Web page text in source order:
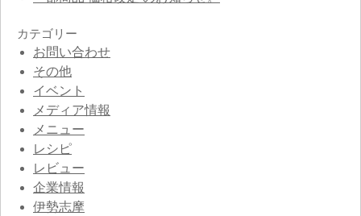
カテゴリー
お問い合わせ
その他
イベント
メディア情報
メニュー
レシピ
レビュー
企業情報
伊勢志摩